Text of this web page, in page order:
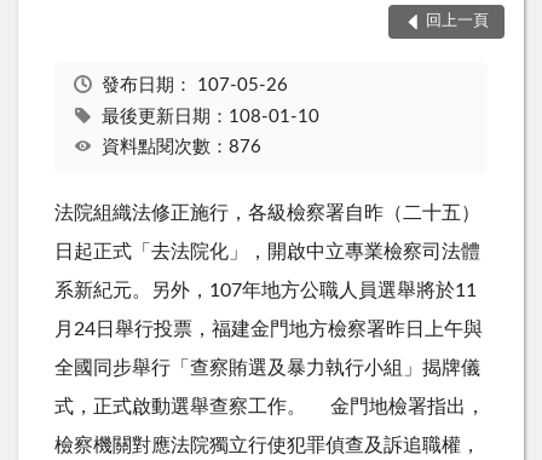
回上一頁
發布日期： 107-05-26
最後更新日期：108-01-10
資料點閱次數：876
法院組織法修正施行，各級檢察署自昨（二十五）
日起正式「去法院化」，開啟中立專業檢察司法體
系新紀元。另外，107年地方公職人員選舉將於11
月24日舉行投票，福建金門地方檢察署昨日上午與
全國同步舉行「查察賄選及暴力執行小組」揭牌儀
式，正式啟動選舉查察工作。 金門地檢署指出，
檢察機關對應法院獨立行使犯罪偵查及訴追職權，